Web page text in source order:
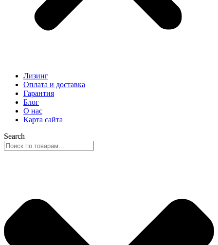
Лизинг
Оплата и доставка
Гарантия
Блог
О нас
Карта сайта
Search